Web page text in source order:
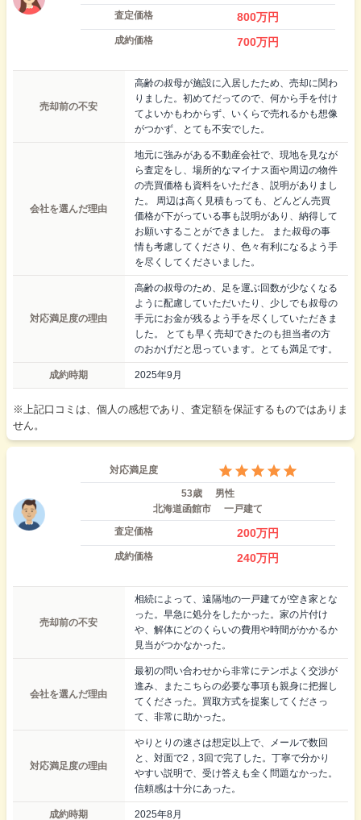
査定価格
800万円
成約価格 700万円
売却前の不安
高齢の叔母が施設に入居したため、売却に関わ
りました。初めてだってので、何から手を付け
てよいかもわからず、いくらで売れるかも想像
がつかず、とても不安でした。
会社を選んだ理由
地元に強みがある不動産会社で、現地を見なが
ら査定をし、場所的なマイナス面や周辺の物件
の売買価格も資料をいただき、説明がありまし
た。 周辺は高く見積もっても、どんどん売買
価格が下がっている事も説明があり、納得して
お願いすることができました。 また叔母の事
情も考慮してくださり、色々有利になるよう手
を尽くしてくださいました。
対応満足度の理由
高齢の叔母のため、足を運ぶ回数が少なくなる
ように配慮していただいたり、少しでも叔母の
手元にお金が残るよう手を尽くしていただきま
した。 とても早く売却できたのも担当者の方
のおかげだと思っています。とても満足です。
成約時期 2025年9月
※上記口コミは、個人の感想であり、査定額を保証するものではありま
せん。
対応満足度
53歳
男性
北海道函館市
一戸建て
査定価格
200万円
成約価格 240万円
売却前の不安
相続によって、遠隔地の一戸建てが空き家とな
った。早急に処分をしたかった。家の片付け
や、解体にどのくらいの費用や時間がかかるか
見当がつかなかった。
会社を選んだ理由
最初の問い合わせから非常にテンポよく交渉が
進み、またこちらの必要な事項も親身に把握し
てくださった。買取方式を提案してくださっ
て、非常に助かった。
対応満足度の理由
やりとりの速さは想定以上で、メールで数回
と、対面で2，3回で完了した。丁寧で分かり
やすい説明で、受け答えも全く問題なかった。
信頼感は十分にあった。
成約時期 2025年8月